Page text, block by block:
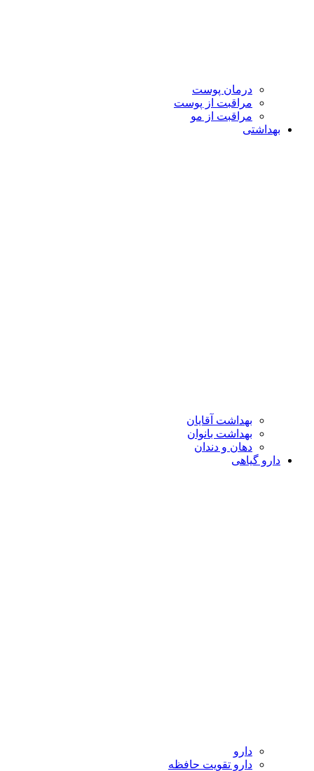
درمان پوست
مراقبت از پوست
مراقبت از مو
بهداشتی
بهداشت آقایان
بهداشت بانوان
دهان و دندان
دارو گیاهی
دارو
دارو تقویت حافظه